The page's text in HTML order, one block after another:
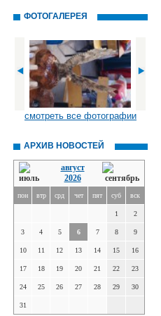
ФОТОГАЛЕРЕЯ
смотреть все фотографии
АРХИВ НОВОСТЕЙ
август
2026
пон втр срд чет пят суб вск
1 2
3 4 5 6 7 8 9
10 11 12 13 14 15 16
17 18 19 20 21 22 23
24 25 26 27 28 29 30
31